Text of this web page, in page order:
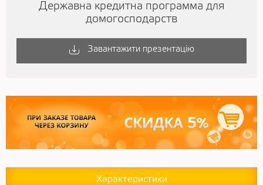
Державна кредитна программа для
домогосподарств
Завантажити презентацію
Характеристики